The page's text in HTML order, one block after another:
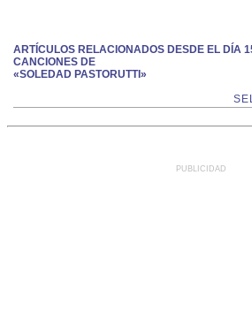
ARTÍCULOS RELACIONADOS DESDE EL DÍA
CANCIONES DE
«SOLEDAD PASTORUTTI»
PUBLICIDAD